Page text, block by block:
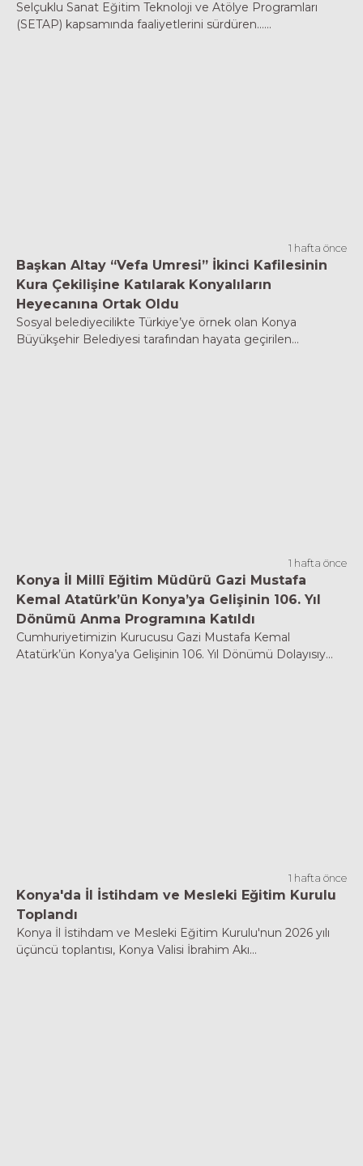
Selçuklu Sanat Eğitim Teknoloji ve Atölye Programları
(SETAP) kapsamında faaliyetlerini sürdüren......
1 hafta önce
Başkan Altay “Vefa Umresi” İkinci Kafilesinin
Kura Çekilişine Katılarak Konyalıların
Heyecanına Ortak Oldu
Sosyal belediyecilikte Türkiye’ye örnek olan Konya
Büyükşehir Belediyesi tarafından hayata geçirilen...
1 hafta önce
Konya İl Millî Eğitim Müdürü Gazi Mustafa
Kemal Atatürk’ün Konya’ya Gelişinin 106. Yıl
Dönümü Anma Programına Katıldı
Cumhuriyetimizin Kurucusu Gazi Mustafa Kemal
Atatürk’ün Konya’ya Gelişinin 106. Yıl Dönümü Dolayısıy...
1 hafta önce
Konya'da İl İstihdam ve Mesleki Eğitim Kurulu
Toplandı
Konya İl İstihdam ve Mesleki Eğitim Kurulu'nun 2026 yılı
üçüncü toplantısı, Konya Valisi İbrahim Akı...